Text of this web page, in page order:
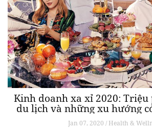
Kinh doanh xa xỉ 2020: Triệu
du lịch và những xu hướng
ngành du lịch
Jan 07, 2020 / Health &